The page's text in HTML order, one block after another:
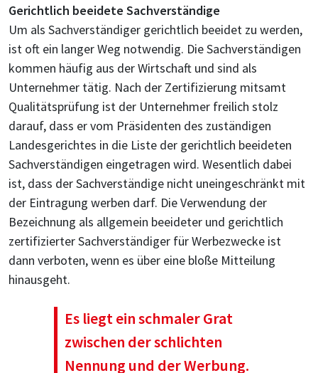
Gerichtlich beeidete Sachverständige
Um als Sachverständiger gerichtlich beeidet zu werden,
ist oft ein langer Weg notwendig. Die Sachverständigen
kommen häufig aus der Wirtschaft und sind als
Unternehmer tätig. Nach der Zertifizierung mitsamt
Qualitätsprüfung ist der Unternehmer freilich stolz
darauf, dass er vom Präsidenten des zuständigen
Landesgerichtes in die Liste der gerichtlich beeideten
Sachverständigen eingetragen wird. Wesentlich dabei
ist, dass der Sachverständige nicht uneingeschränkt mit
der Eintragung werben darf. Die Verwendung der
Bezeichnung als allgemein beeideter und gerichtlich
zertifizierter Sachverständiger für Werbezwecke ist
dann verboten, wenn es über eine bloße Mitteilung
hinausgeht.
Es liegt ein schmaler Grat
zwischen der schlichten
Nennung und der Werbung.